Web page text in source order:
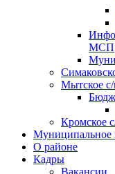
МСП
Мытское
Кромское
Муниципальное
О районе
Кадры
Вакансии